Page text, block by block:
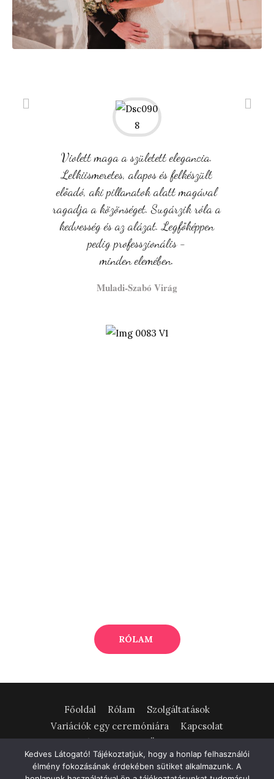
Violett maga a született elegancia.
Lelkiismeretes, alapos és felkészült
előadó, aki pillanatok alatt magával
ragadja a közönséget. Sugárzik róla a
kedvesség és az alázat. Legfőképpen
pedig professzionális -
minden elemében.
Muladi-Szabó Virág
RÓLAM
Főoldal Rólam
Szolgáltatások
Variációk egy ceremóniára
Kapcsolat
Adatvédelmi tájékoztató
SÜTIK (cookie) kezelése
Dóczi Violett - szertartásvezető | +36205995565 |
Kedves Látogató! Tájékoztatjuk, hogy a honlap felhasználói
élmény fokozásának érdekében sütiket alkalmazunk. A